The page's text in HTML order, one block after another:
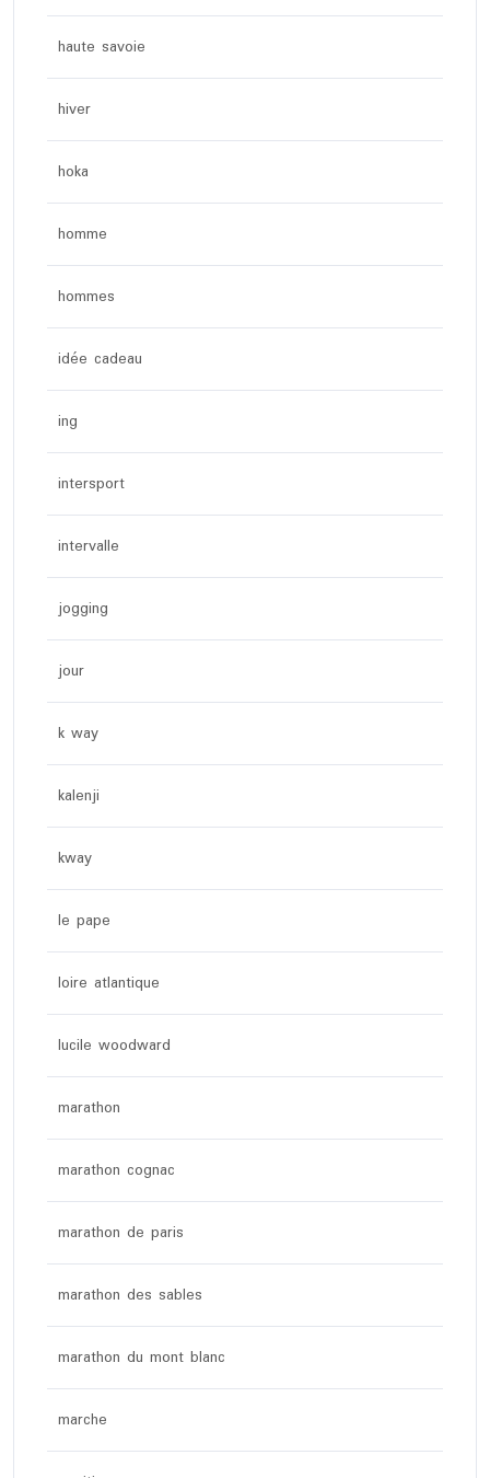
haute savoie
hiver
hoka
homme
hommes
idée cadeau
ing
intersport
intervalle
jogging
jour
k way
kalenji
kway
le pape
loire atlantique
lucile woodward
marathon
marathon cognac
marathon de paris
marathon des sables
marathon du mont blanc
marche